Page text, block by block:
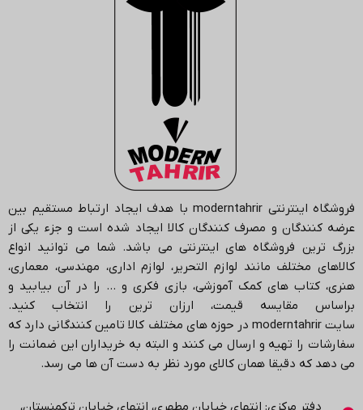
فروشگاه اینترنتی moderntahrir با هدف ایجاد ارتباط مستقیم بین
عرضه کنندگان و مصرف کنندگان کالا ایجاد شده است و جزء یکی از
بزرگ ترین فروشگاه های اینترنتی می باشد. شما می توانید انواع
کالاهای مختلف مانند لوازم التحریر، لوازم اداری، مهندسی، معماری،
هنری، کتاب های کمک آموزشی، بازی فکری و … را در آن بیابید و
براساس مقایسه قیمت، ارزان ترین را انتخاب کنید.
سایتmoderntahrir در حوزه های مختلف کالا تامین کنندگانی دارد که
سفارشات را تهیه و ارسال می کنند و البته به خریداران این ضمانت را
می دهد که دقیقا همان کالای مورد نظر به دست آن ها می رسد.
دفتر مرکزی: انتهاي خیابان مطهری، انتهاي خیابان ترکمنستان،